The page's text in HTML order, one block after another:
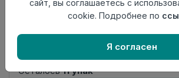
укладки
Замковый метод
4V
Страна
Узбекистан
Осталось11 упак
сайт, вы соглашаетесь с
cookie. Подробнее по
Я согласен